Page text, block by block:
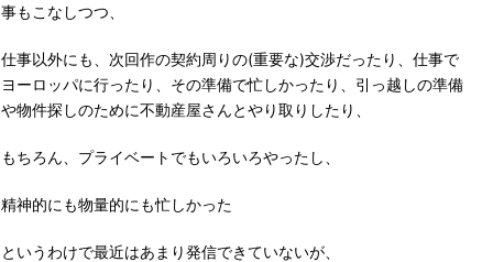
事もこなしつつ、
仕事以外にも、次回作の契約周りの(重要な)交渉だったり、仕事で
ヨーロッパに行ったり、その準備で忙しかったり、引っ越しの準備
や物件探しのために不動産屋さんとやり取りしたり、
もちろん、プライベートでもいろいろやったし、
精神的にも物量的にも忙しかった
というわけで最近はあまり発信できていないが、